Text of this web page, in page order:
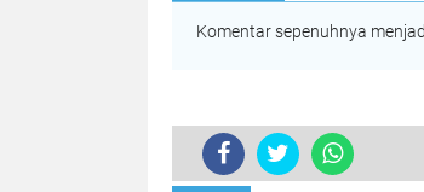
Komentar sepenuhnya
TERKINI